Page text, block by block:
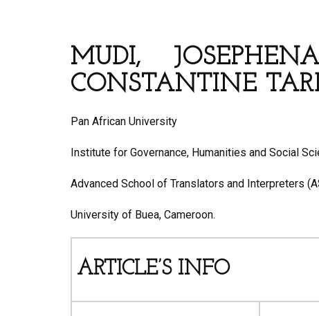
MUDI,
CONSTANTINE
Pan African University
Institute for Governance, Humanities and Social
Advanced School of Translators and Interpreters
University of Buea, Cameroon.
ARTICLE’S INFO